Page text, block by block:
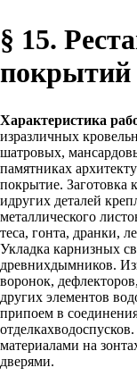
§ 15.
покрытий
Характеристика
изразличных
шатровых,
памятниках
покрытие. Заготовка
идругих деталей
металлического
теса, гонта, дранки,
Укладка карнизных
древнихдымников.
воронок,
других элементов
припоем в
материалами на
дверями.